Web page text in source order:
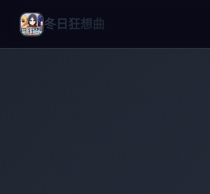
冬日狂想曲